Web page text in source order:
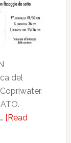
del
[Read